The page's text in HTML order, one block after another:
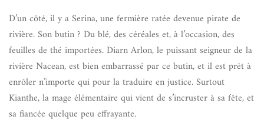
D’un côté, il y a Serina, une fermière ratée devenue pirate de
rivière. Son butin ? Du blé, des céréales et, à l’occasion, des
feuilles de thé importées. Diarn Arlon, le puissant seigneur de la
rivière Nacean, est bien embarrassé par ce butin, et il est prêt à
enrôler n’importe qui pour la traduire en justice. Surtout
Kianthe, la mage élémentaire qui vient de s’incruster à sa fête, et
sa fiancée quelque peu effrayante.